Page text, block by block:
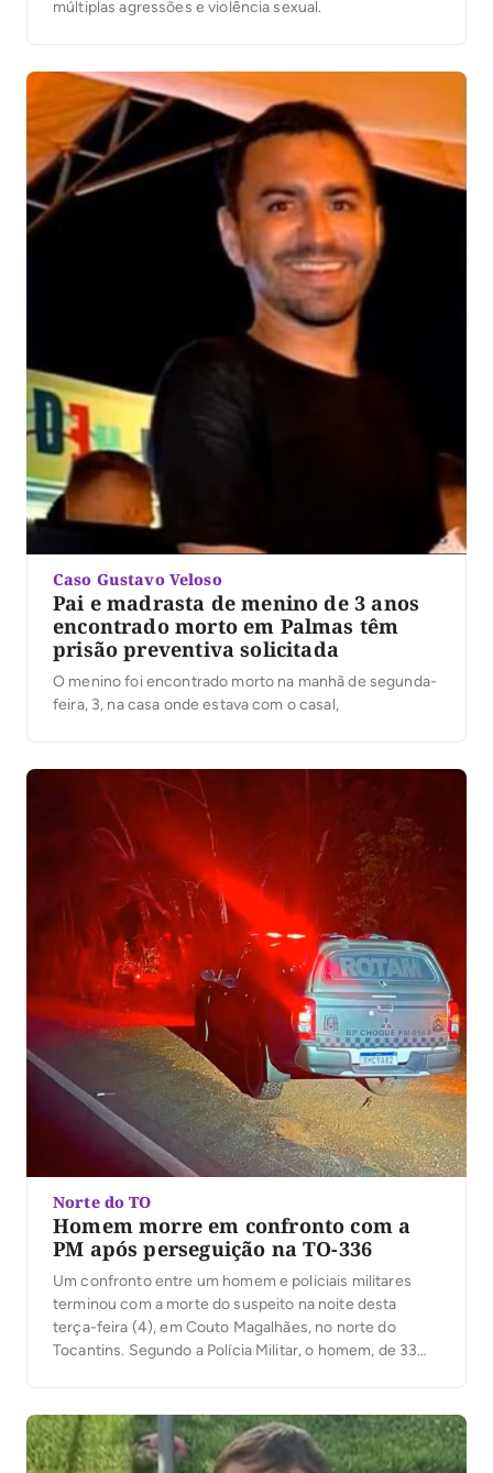
múltiplas agressões e violência sexual.
Caso Gustavo Veloso
Pai e madrasta de menino de 3 anos
encontrado morto em Palmas têm
prisão preventiva solicitada
O menino foi encontrado morto na manhã de segunda-
feira, 3, na casa onde estava com o casal,
Norte do TO
Homem morre em confronto com a
PM após perseguição na TO-336
Um confronto entre um homem e policiais militares
terminou com a morte do suspeito na noite desta
terça-feira (4), em Couto Magalhães, no norte do
Tocantins. Segundo a Polícia Militar, o homem, de 33
Ainda conforme a PM, […]